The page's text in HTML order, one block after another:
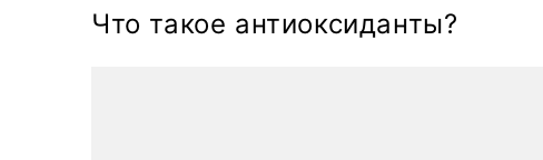
Что такое антиоксиданты?